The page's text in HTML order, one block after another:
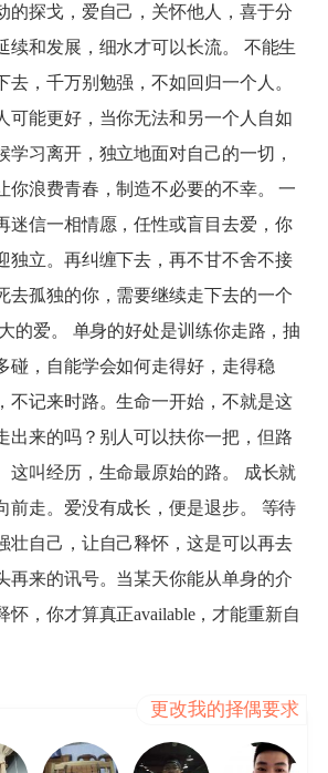
的探戈，爱自己，关怀他人，喜于分
续和发展，细水才可以长流。 不能生
去，千万别勉强，不如回归一个人。
可能更好，当你无法和另一个人自如
学习离开，独立地面对自己的一切，
你浪费青春，制造不必要的不幸。 一
迷信一相情愿，任性或盲目去爱，你
独立。再纠缠下去，再不甘不舍不接
去孤独的你，需要继续走下去的一个
的爱。 单身的好处是训练你走路，抽
碰，自能学会如何走得好，走得稳
不记来时路。生命一开始，不就是这
出来的吗？别人可以扶你一把，但路
这叫经历，生命最原始的路。 成长就
前走。爱没有成长，便是退步。 等待
壮自己，让自己释怀，这是可以再去
再来的讯号。当某天你能从单身的介
怀，你才算真正available，才能重新自
更改我的择偶要求